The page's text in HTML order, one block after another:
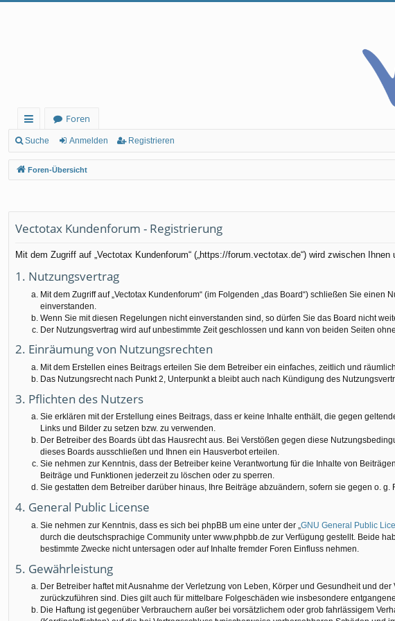
ch
ne
llz
rif
Foren
Suche Anmelden Registrieren
Foren-Übersicht
Vectotax Kundenforum - Registrierung
Mit dem Zugriff auf „Vectotax Kundenforum“ („https://forum.vectotax.de“) wird zwischen
1. Nutzungsvertrag
Mit dem Zugriff auf „Vectotax Kundenforum“ (im Folgenden „das Board“) schließen Sie
einverstanden.
Wenn Sie mit diesen Regelungen nicht einverstanden sind, so dürfen Sie das Board nicht
Der Nutzungsvertrag wird auf unbestimmte Zeit geschlossen und kann von beiden Seiten
2. Einräumung von Nutzungsrechten
Mit dem Erstellen eines Beitrags erteilen Sie dem Betreiber ein einfaches, zeitlich und
Das Nutzungsrecht nach Punkt 2, Unterpunkt a bleibt auch nach Kündigung des
3. Pflichten des Nutzers
Sie erklären mit der Erstellung eines Beitrags, dass er keine Inhalte enthält, die gegen
Links und Bilder zu setzen bzw. zu verwenden.
Der Betreiber des Boards übt das Hausrecht aus. Bei Verstößen gegen diese
dieses Boards ausschließen und Ihnen ein Hausverbot erteilen.
Sie nehmen zur Kenntnis, dass der Betreiber keine Verantwortung für die Inhalte von
Beiträge und Funktionen jederzeit zu löschen oder zu sperren.
Sie gestatten dem Betreiber darüber hinaus, Ihre Beiträge abzuändern, sofern sie gegen o.
4. General Public License
Sie nehmen zur Kenntnis, dass es sich bei phpBB um eine unter der „ GNU General Public
durch die deutschsprachige Community unter www.phpbb.de zur Verfügung gestellt. Beide
bestimmte Zwecke nicht untersagen oder auf Inhalte fremder Foren Einfluss nehmen.
5. Gewährleistung
Der Betreiber haftet mit Ausnahme der Verletzung von Leben, Körper und Gesundheit und
zurückzuführen sind. Dies gilt auch für mittelbare Folgeschäden wie insbesondere
Die Haftung ist gegenüber Verbrauchern außer bei vorsätzlichem oder grob fahrlässigem